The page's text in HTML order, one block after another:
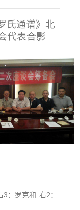
氏通谱》北
代表合影
：罗克和 右2：